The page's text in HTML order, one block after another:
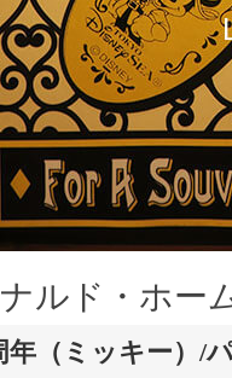
ルド・ホー
（ミッキー）/